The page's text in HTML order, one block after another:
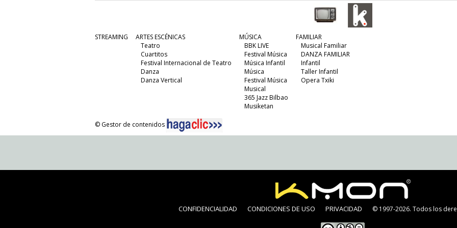
STREAMING
ARTES ESCÉNICAS
Teatro
Cuartitos
Festival Internacional de Teatro
Danza
Danza Vertical
MÚSICA
BBK LIVE
Festival Música
Música Infantil
Música
Festival Música
Musical
365 Jazz Bilbao
Musiketan
FAMILIAR
Musical Familiar
DANZA FAMILIAR
Infantil
Taller Infantil
Opera Txiki
© Gestor de contenidos
CONFIDENCIALIDAD CONDICIONES DE USO PRIVACIDAD © 1997-2026. Todos los